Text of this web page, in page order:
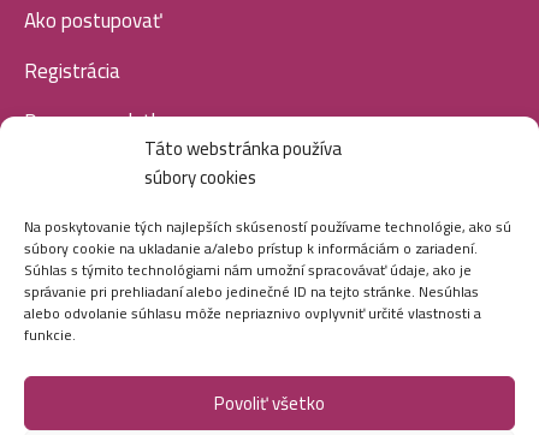
Táto webstránka používa
súbory cookies
Na poskytovanie tých najlepších skúseností používame technológie, ako sú
súbory cookie na ukladanie a/alebo prístup k informáciám o zariadení.
Súhlas s týmito technológiami nám umožní spracovávať údaje, ako je
správanie pri prehliadaní alebo jedinečné ID na tejto stránke. Nesúhlas
alebo odvolanie súhlasu môže nepriaznivo ovplyvniť určité vlastnosti a
funkcie.
Povoliť všetko
Ako postupovať
Registrácia
Doprava a platba
SOCIÁLNE SIETE
Marei.sk - Všetky práva vyhradené - 2026